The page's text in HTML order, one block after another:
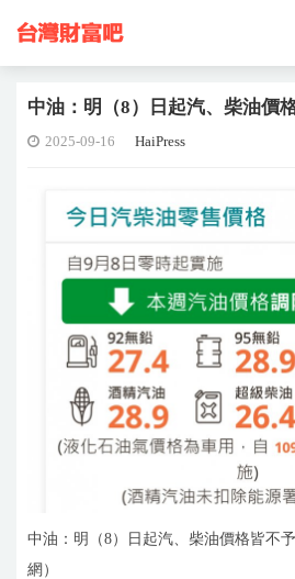
中油：明（8）日起汽、柴油價
2025-09-16 HaiPress
中油：明（8）日起汽、柴油價格皆不
網）